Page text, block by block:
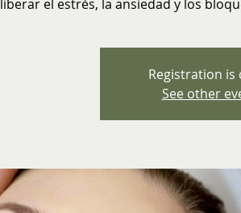
liberar el estrés, la ansiedad y los
Registration is
See other